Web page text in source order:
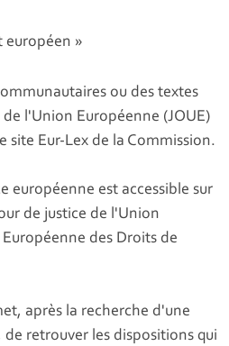
européen »
ou des textes
l'Union Européenne (JOUE)
site Eur-Lex de la Commission.
européenne est accessible sur
de justice de l'Union
des Droits de
après la recherche d'une
retrouver les dispositions qui